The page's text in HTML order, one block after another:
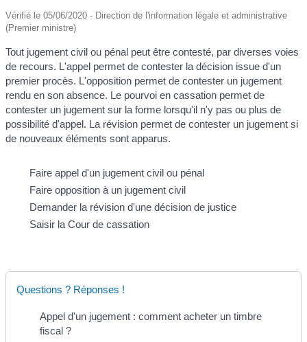
Vérifié le 05/06/2020 - Direction de l'information légale et administrative
(Premier ministre)
Tout jugement civil ou pénal peut être contesté, par diverses voies
de recours. L'appel permet de contester la décision issue d'un
premier procès. L'opposition permet de contester un jugement
rendu en son absence. Le pourvoi en cassation permet de
contester un jugement sur la forme lorsqu'il n'y pas ou plus de
possibilité d'appel. La révision permet de contester un jugement si
de nouveaux éléments sont apparus.
Faire appel d'un jugement civil ou pénal
Faire opposition à un jugement civil
Demander la révision d'une décision de justice
Saisir la Cour de cassation
Questions ? Réponses !
Appel d'un jugement : comment acheter un timbre
fiscal ?